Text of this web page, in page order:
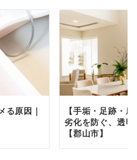
る原因｜
【手垢・足跡・
劣化を防ぐ、透
【郡山市】